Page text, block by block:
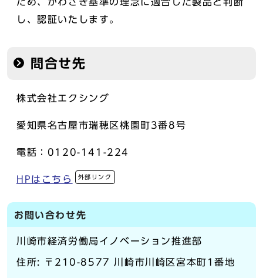
し、認証いたします。
問合せ先
株式会社エクシング
愛知県名古屋市瑞穂区桃園町3番8号
電話：0120-141-224
HPはこちら 外部リンク
お問い合わせ先
川崎市経済労働局イノベーション推進部
住所: 〒210-8577 川崎市川崎区宮本町1番地